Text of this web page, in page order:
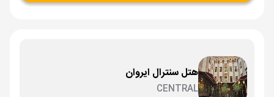
هتل سنترال ایروان
CENTRAL